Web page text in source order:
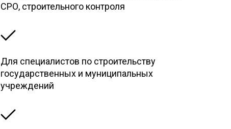
СРО, строительного контроля
Для специалистов по строительству
государственных и муниципальных
учреждений